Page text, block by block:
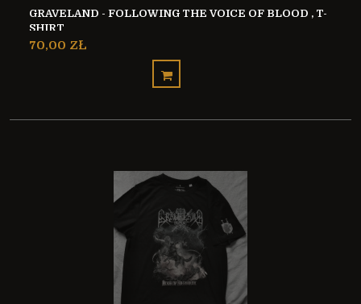
GRAVELAND - FOLLOWING THE VOICE OF BLOOD , T-
SHIRT
70,00 ZŁ